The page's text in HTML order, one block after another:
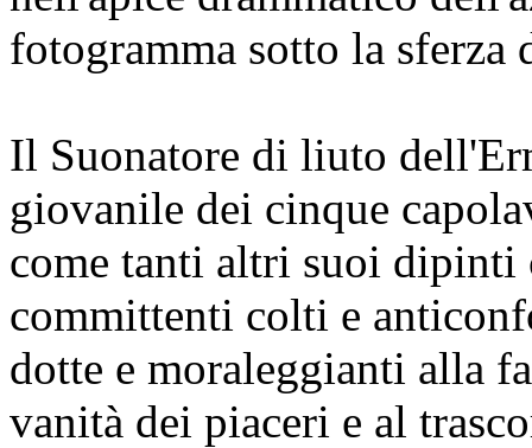
fotogramma sotto la sferza
Il Suonatore di liuto
giovanile dei cinque
come tanti altri suoi
committenti colti e
dotte e moraleggianti alla
vanità dei piaceri e al